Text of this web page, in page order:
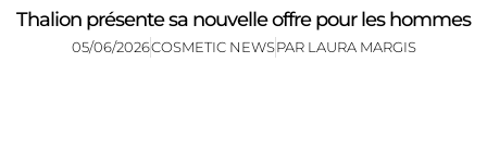
Thalion présente sa nouvelle offre pour les hommes
05/06/2026COSMETIC NEWSPAR LAURA MARGIS